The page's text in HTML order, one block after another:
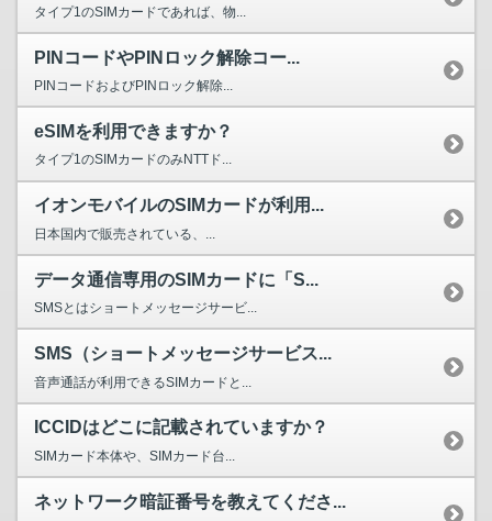
タイプ1のSIMカードであれば、物...
PINコードやPINロック解除コー...
PINコードおよびPINロック解除...
eSIMを利用できますか？
タイプ1のSIMカードのみNTTド...
イオンモバイルのSIMカードが利用...
日本国内で販売されている、...
データ通信専用のSIMカードに「S...
SMSとはショートメッセージサービ...
SMS（ショートメッセージサービス...
音声通話が利用できるSIMカードと...
ICCIDはどこに記載されていますか？
SIMカード本体や、SIMカード台...
ネットワーク暗証番号を教えてくださ...